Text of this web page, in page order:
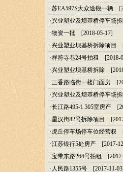
·苏EA597S大众途锐一辆
·兴业塑业及坝基桥停车场
·物资一批 [2018-05-17]
·兴业塑业坝基桥拆除项目
·祥符寺巷24号拍租
[2018-
·兴业塑业坝基桥拆除
·三香路临街一楼门面房
·兴业塑业及坝基桥停车场
·长江路495-1 305室房产
·星汉街82号拆除项目
·虎丘停车场停车位经营权
·江苏银行5处房产 [2017-
·宝带东路264号拍租
· 人民路1355号 [2017-11-